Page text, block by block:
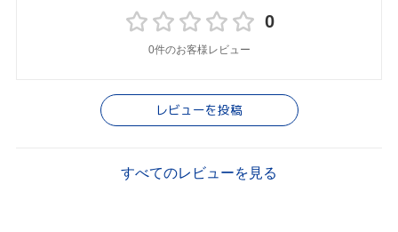
0
0件のお客様レビュー
レビューを投稿
すべてのレビューを見る